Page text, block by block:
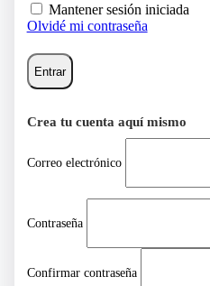
Mantener sesión iniciada
Olvidé mi contraseña
Entrar
Crea tu cuenta aquí mismo
Correo electrónico
Contraseña
Confirmar contraseña